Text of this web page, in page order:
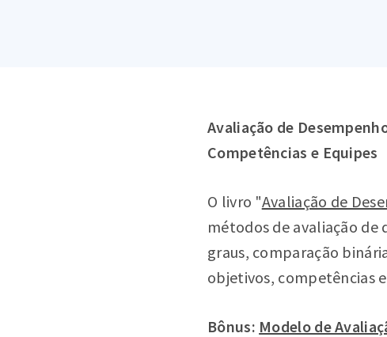
Avaliação de
Competências e Equipes
O livro "Avaliação de
métodos de avaliação
graus, comparação
objetivos, competências
Bônus: Modelo de